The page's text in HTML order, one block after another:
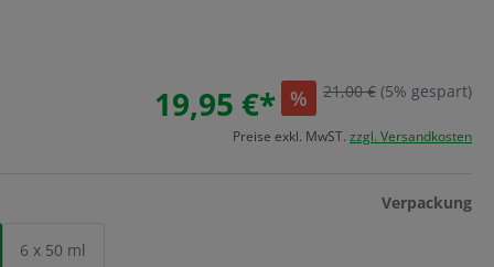
19,95 €* % 21,00 € (5% gespart)
Preise exkl. MwST. zzgl. Versandkosten
Verpackung
6 x 50 ml